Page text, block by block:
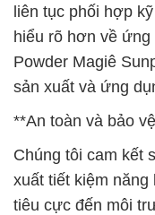
liên tục phối hợp
hiểu rõ hơn về
Powder Magiê
sản xuất và ứng
**An toàn và bảo
Chúng tôi cam kết
xuất tiết kiệm
tiêu cực đến môi